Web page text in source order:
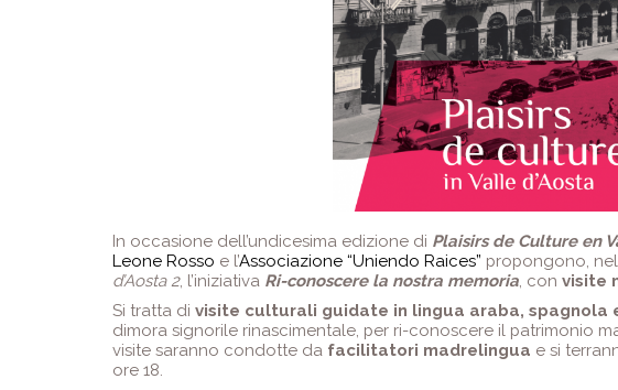
In occasione dell’undicesima edizione di Plaisirs de Culture en
Leone Rosso e l’Associazione “Uniendo Raices” propongono,
d’Aosta 2, l’iniziativa Ri-conoscere la nostra memoria, con visite
Si tratta di visite culturali guidate in lingua araba, spagnola
dimora signorile rinascimentale, per ri-conoscere il patrimonio
visite saranno condotte da facilitatori madrelingua e si
ore 18.